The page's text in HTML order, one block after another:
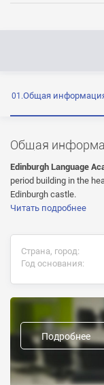
Общая
Общая
Edinburgh Language
period building in the
Edinburgh castle.
Читать подробнее
Страна, город:
Год основания:
Документ об
Предыдущие
Форма обучения:
Аккредитации:
Подробнее
Нажимая на
на
Нажимая на
на